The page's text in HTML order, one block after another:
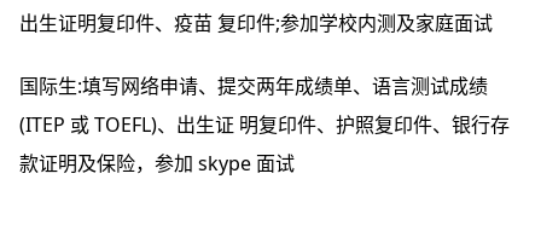
出生证明复印件、疫苗 复印件;参加学校内测及家庭面试
国际生:填写网络申请、提交两年成绩单、语言测试成绩
(ITEP 或 TOEFL)、出生证 明复印件、护照复印件、银行存
款证明及保险，参加 skype 面试